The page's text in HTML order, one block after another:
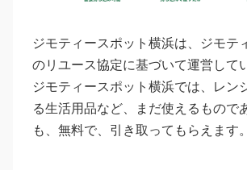
ジモティースポット横浜は、ジモテ
のリユース協定に基づいて運営して
ジモティースポット横浜では、レン
る生活用品など、まだ使えるもので
も、無料で、引き取ってもらえます。